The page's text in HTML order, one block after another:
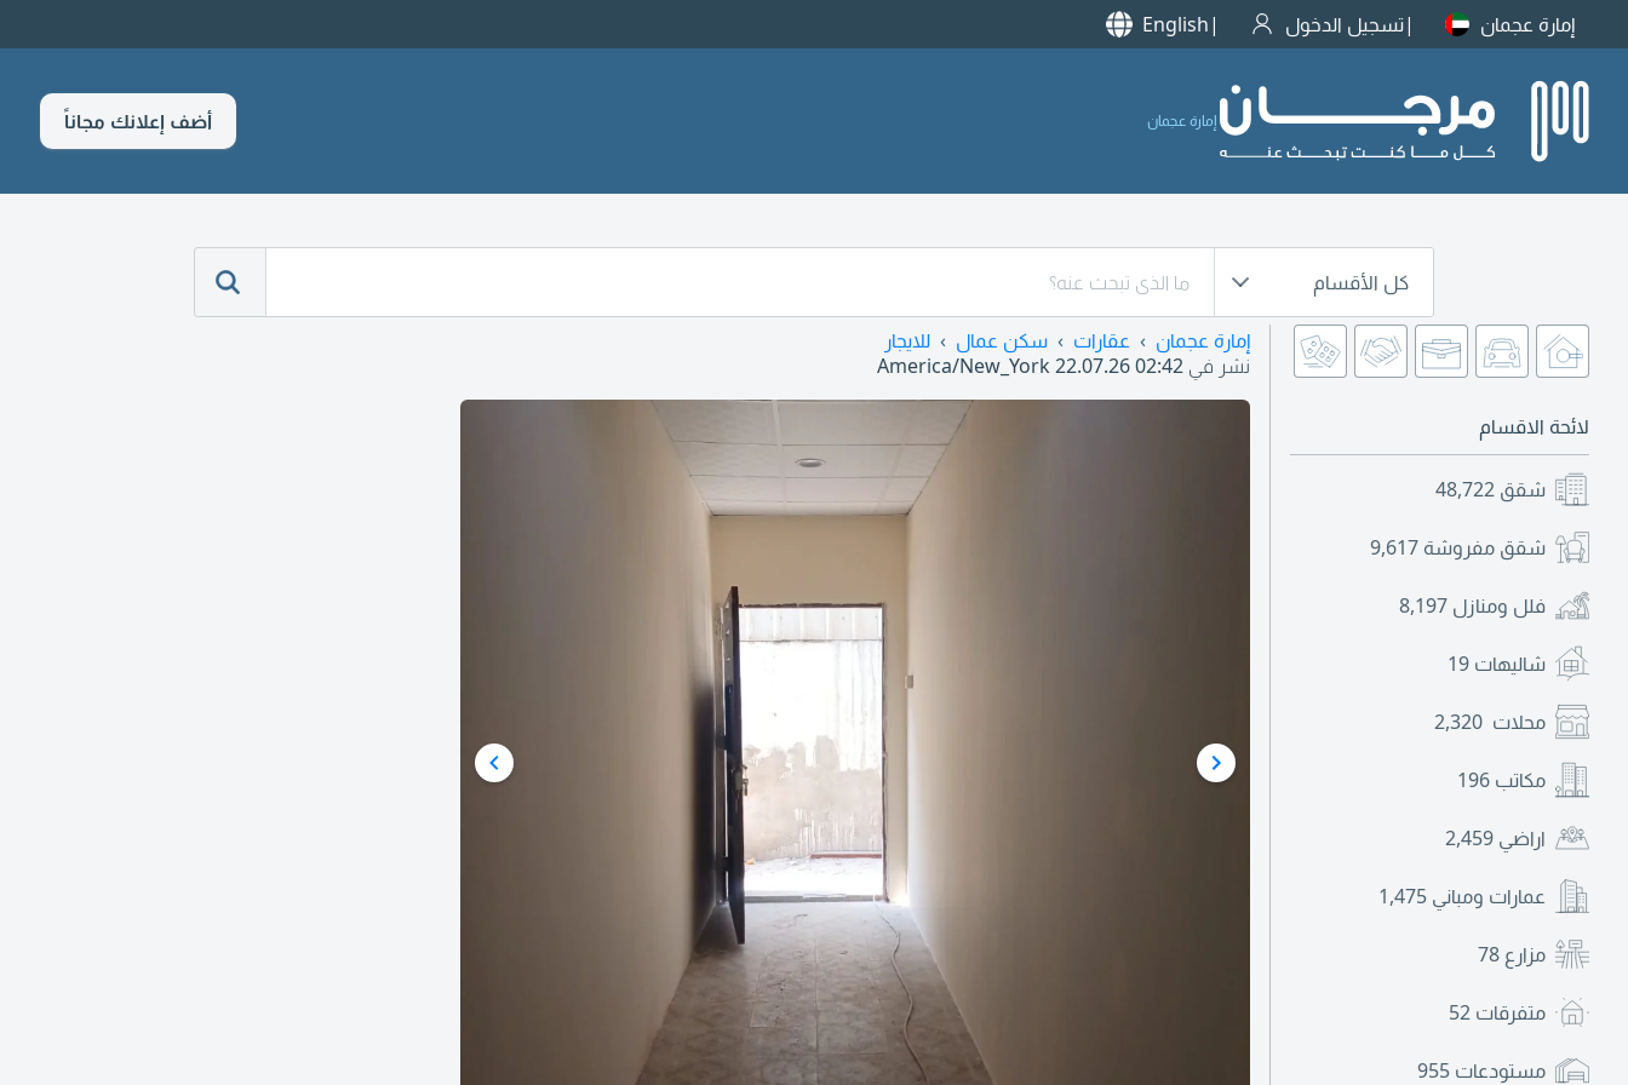
إمارة عجمان تسجيل الدخول English
إمارة عجمان أضف إعلانك مجاناً
كل الأقسام
لائحة الاقسام
شقق 48,722
شقق مفروشة 9,617
فلل ومنازل 8,197
شاليهات 19
محلات 2,320
مكاتب 196
اراضي 2,459
عمارات ومباني 1,475
مزارع 78
متفرقات 52
مستودعات 955
إمارة عجمان عقارات سكن عمال
للايجار
نشر في 22.07.26 02:42